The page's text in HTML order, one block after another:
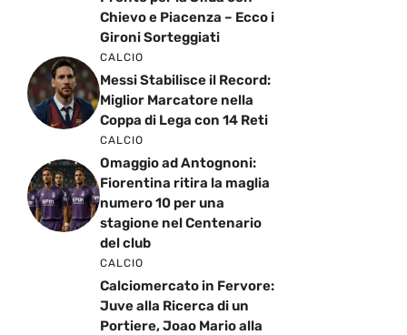
Chievo e Piacenza – Ecco i
Gironi Sorteggiati
CALCIO
Messi Stabilisce il Record:
Miglior Marcatore nella
Coppa di Lega con 14 Reti
CALCIO
Omaggio ad Antognoni:
Fiorentina ritira la maglia
numero 10 per una
stagione nel Centenario
del club
CALCIO
Calciomercato in Fervore:
Juve alla Ricerca di un
Portiere, Joao Mario alla